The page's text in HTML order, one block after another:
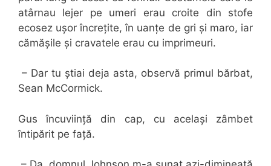
atârnau lejer pe umeri erau croite din stofe
ecosez ușor încrețite, în uanțe de gri și maro, iar
cămășile și cravatele erau cu imprimeuri.
– Dar tu știai deja asta, observă primul bărbat,
Sean McCormick.
Gus încuviință din cap, cu același zâmbet
întipărit pe față.